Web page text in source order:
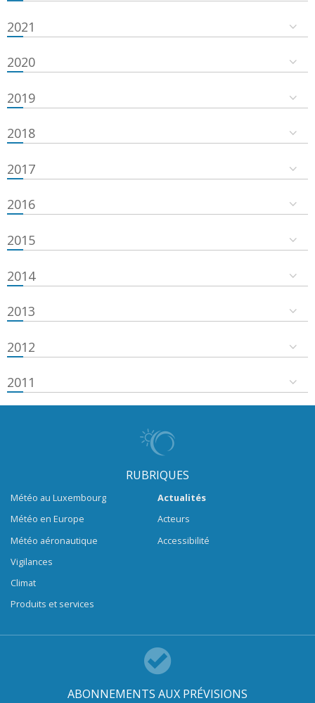
2021
2020
2019
2018
2017
2016
2015
2014
2013
2012
2011
RUBRIQUES
Météo au Luxembourg
Météo en Europe
Météo aéronautique
Vigilances
Climat
Produits et services
Actualités
Acteurs
Accessibilité
ABONNEMENTS AUX PRÉVISIONS